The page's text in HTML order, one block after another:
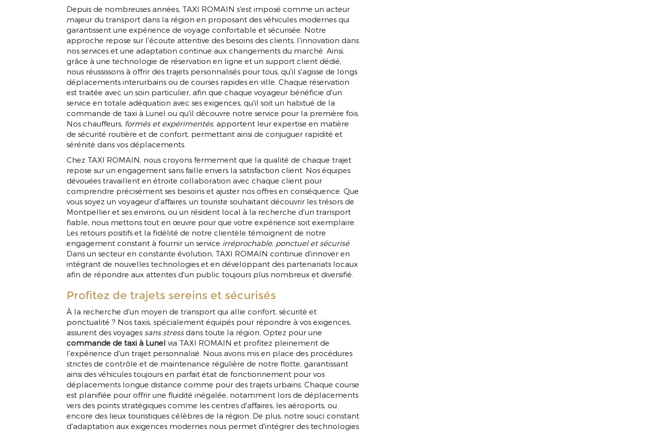
Depuis de nombreuses années, TAXI ROMAIN s'est imposé comme un acteur
majeur du transport dans la région en proposant des véhicules modernes qui
garantissent une expérience de voyage confortable et sécurisée. Notre
approche repose sur l'écoute attentive des besoins des clients, l'innovation dans
nos services et une adaptation continue aux changements du marché. Ainsi,
grâce à une technologie de réservation en ligne et un support client dédié,
nous réussissons à offrir des trajets personnalisés pour tous, qu'il s'agisse de longs
déplacements interurbains ou de courses rapides en ville. Chaque réservation
est traitée avec un soin particulier, afin que chaque voyageur bénéficie d'un
service en totale adéquation avec ses exigences, qu'il soit un habitué de la
commande de taxi à Lunel ou qu'il découvre notre service pour la première fois.
Nos chauffeurs, formés et expérimentés, apportent leur expertise en matière
de sécurité routière et de confort, permettant ainsi de conjuguer rapidité et
sérénité dans vos déplacements.
Chez TAXI ROMAIN, nous croyons fermement que la qualité de chaque trajet
repose sur un engagement sans faille envers la satisfaction client. Nos équipes
dévouées travaillent en étroite collaboration avec chaque client pour
comprendre précisément ses besoins et ajuster nos offres en conséquence. Que
vous soyez un voyageur d'affaires, un touriste souhaitant découvrir les trésors de
Montpellier et ses environs, ou un résident local à la recherche d'un transport
fiable, nous mettons tout en œuvre pour que votre expérience soit exemplaire.
Les retours positifs et la fidélité de notre clientèle témoignent de notre
engagement constant à fournir un service irréprochable, ponctuel et sécurisé.
Dans un secteur en constante évolution, TAXI ROMAIN continue d'innover en
intégrant de nouvelles technologies et en développant des partenariats locaux
afin de répondre aux attentes d'un public toujours plus nombreux et diversifié.
Profitez de trajets sereins et sécurisés
À la recherche d'un moyen de transport qui allie confort, sécurité et
ponctualité ? Nos taxis, spécialement équipés pour répondre à vos exigences,
assurent des voyages sans stressdans toute la région. Optez pour une
commande de taxi à Lunel via TAXI ROMAIN et profitez pleinement de
l'expérience d'un trajet personnalisé. Nous avons mis en place des procédures
strictes de contrôle et de maintenance régulière de notre flotte, garantissant
ainsi des véhicules toujours en parfait état de fonctionnement pour vos
déplacements longue distance comme pour des trajets urbains. Chaque course
est planifiée pour offrir une fluidité inégalée, notamment lors de déplacements
vers des points stratégiques comme les centres d'affaires, les aéroports, ou
encore des lieux touristiques célèbres de la région. De plus, notre souci constant
d'adaptation aux exigences modernes nous permet d'intégrer des technologies